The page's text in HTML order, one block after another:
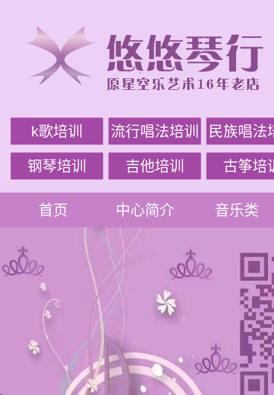
k歌培训 流行唱法培训 民族唱法
钢琴培训 吉他培训 古筝培
首页 中心简介 音乐类